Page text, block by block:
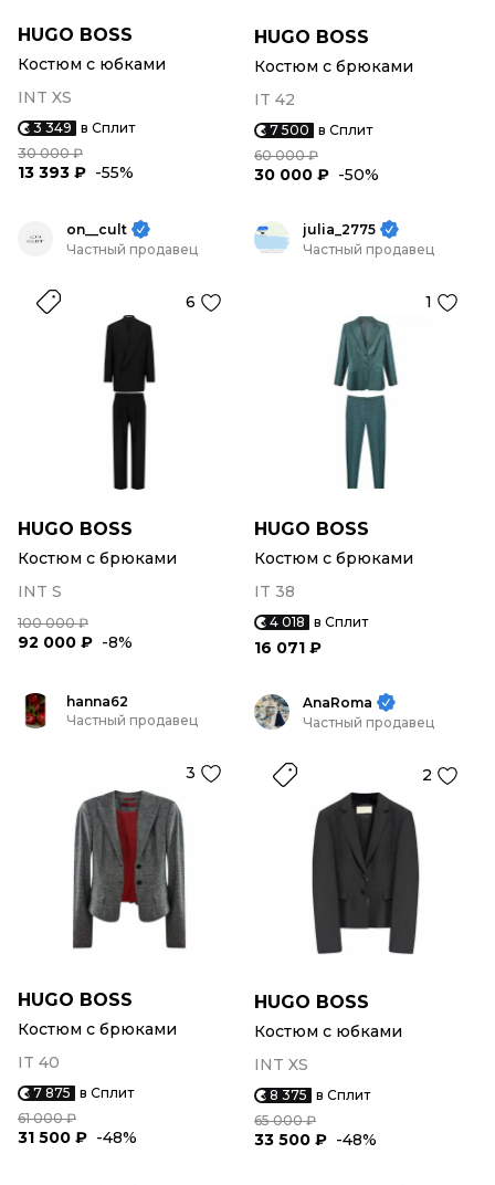
HUGO BOSS
Костюм с юбками
INT XS
3 349 в Сплит
30 000 ₽
13 393 ₽ -55%
HUGO BOSS
Костюм с брюками
IT 42
7 500 в Сплит
60 000 ₽
30 000 ₽ -50%
on__cult
Частный продавец
6
HUGO BOSS
Костюм с брюками
INT S
100 000 ₽
92 000 ₽ -8%
julia_2775
Частный продавец
1
HUGO BOSS
Костюм с брюками
IT 38
4 018 в Сплит
16 071 ₽
hanna62
Частный продавец
3
HUGO BOSS
Костюм с брюками
IT 40
7 875 в Сплит
61 000 ₽
31 500 ₽ -48%
AnaRoma
Частный продавец
2
HUGO BOSS
Костюм с юбками
INT XS
8 375 в Сплит
65 000 ₽
33 500 ₽ -48%